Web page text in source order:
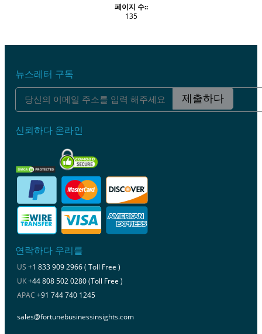
페이지 수::
135
뉴스레터 구독
제출하다
신뢰하다 온라인
연락하다 우리를
US +1 833 909 2966 ( Toll Free )
UK+44 808 502 0280 (Toll Free )
APAC +91 744 740 1245
sales@fortunebusinessinsights.com